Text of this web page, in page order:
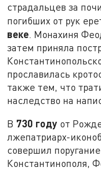
страдальцев за
погибших от рук
веке . Монахиня
затем приняла
прославилась
также тем, что
наследство на
В 730 году от
лжепатриарх-
совершил
Константинополя,